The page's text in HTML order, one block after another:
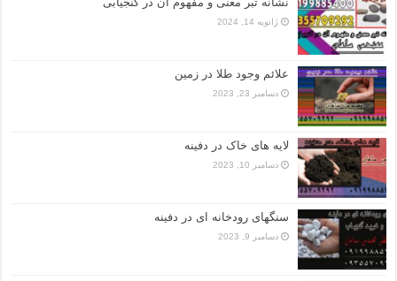
ژانویه 14, 2024
علائم وجود طلا در زمین
دسامبر 23, 2023
لایه های خاک در دفینه
دسامبر 10, 2023
سنگهای رودخانه ای در دفینه
دسامبر 9, 2023